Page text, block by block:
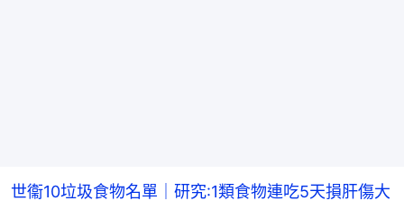
世衞10垃圾食物名單｜研究:1類食物連吃5天損肝傷大